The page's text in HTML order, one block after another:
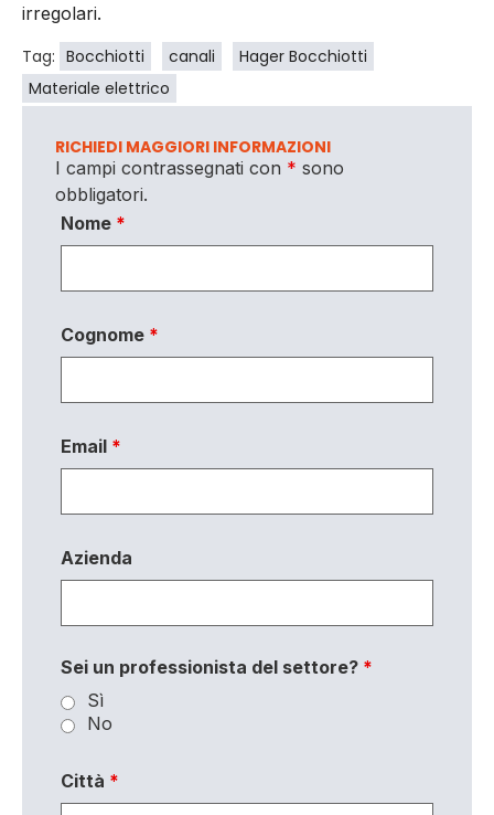
irregolari.
Tag: Bocchiotti canali
Hager Bocchiotti
Materiale elettrico
RICHIEDI MAGGIORI INFORMAZIONI
I campi contrassegnati con * sono
obbligatori.
Nome *
Cognome *
Email *
Azienda
Sei un professionista del settore? *
Sì
No
Città *